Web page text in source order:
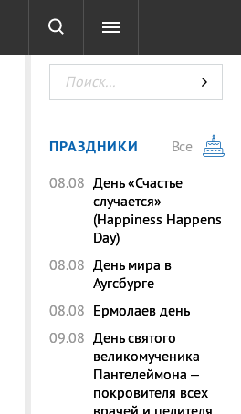
ТЕСТЫ
ПРАЗДНИКИ
Все
08.08 День «Счастье
случается»
(Happiness Happens
Day)
08.08 День мира в
Аугсбурге
08.08 Ермолаев день
09.08 День святого
великомученика
Пантелеймона –
покровителя всех
врачей и целителя